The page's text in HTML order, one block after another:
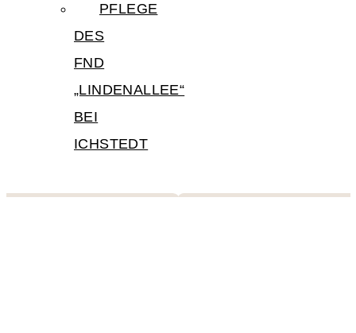
PFLEGE
DES
FND
„LINDENALLEE“
BEI
ICHSTEDT